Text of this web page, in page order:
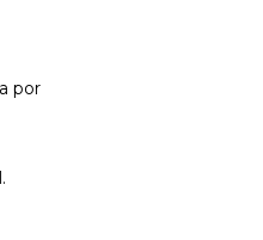
por